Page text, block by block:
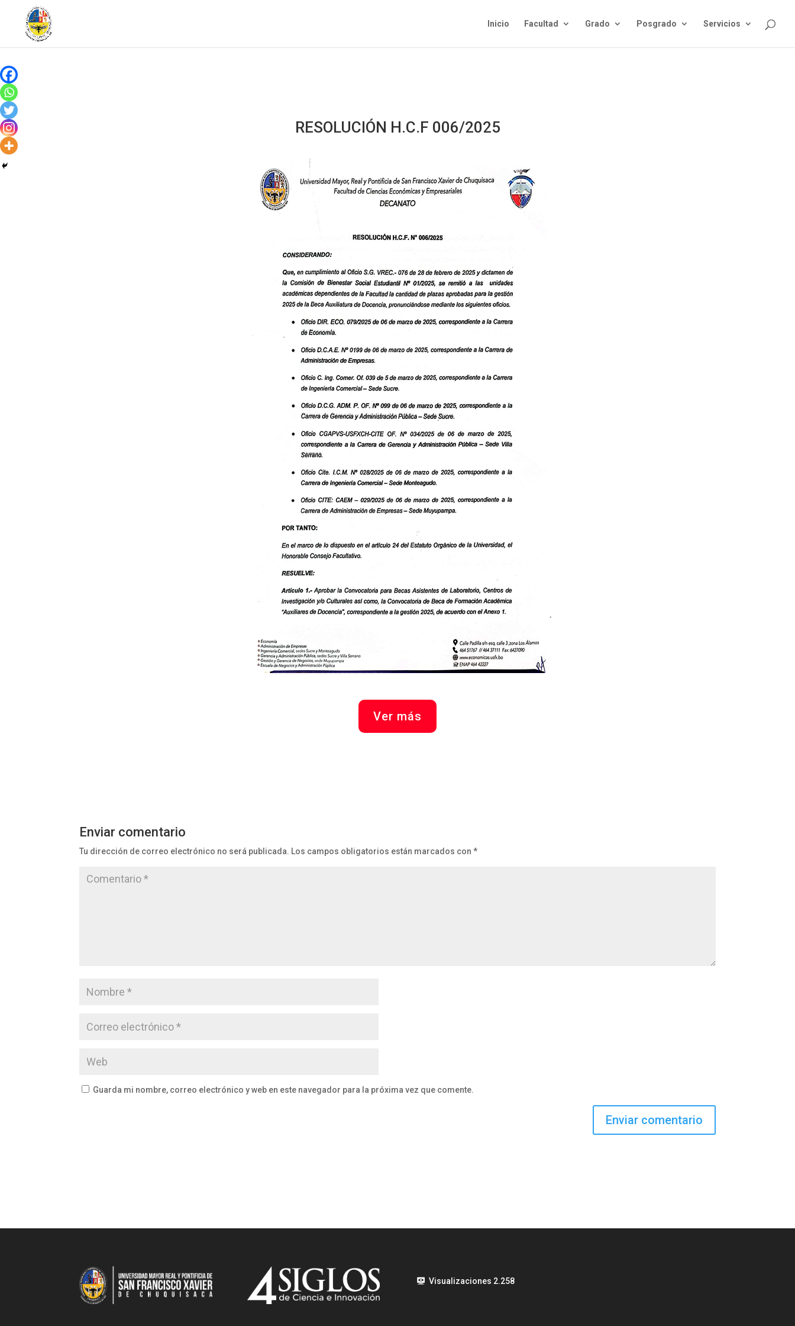
Inicio Facultad Grado Posgrado Servicios
RESOLUCIÓN H.C.F 006/2025
Ver más
Enviar comentario
Tu dirección de correo electrónico no será publicada. Los campos obligatorios están marcados con*
Guarda mi nombre, correo electrónico y web en este navegador para la próxima vez que comente.
Visualizaciones 2.258